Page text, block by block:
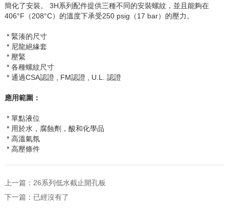
簡化了安裝。
3H系列配件提供三種不同的安裝螺紋，並且能夠在
406°F （208°C）的溫度下承受250 psig （17 bar）的壓力。
* 緊湊的尺寸
* 尼龍絕緣套
* 壓緊
* 各種螺紋尺寸
* 通過CSA認證 , FM認證 , U.L. 認證
應用範圍：
* 單點液位
* 用於水，腐蝕劑，酸和化學品
* 高溫氣氛
* 高壓條件
上一篇： 26系列低水截止開孔板
下一篇：已經沒有了